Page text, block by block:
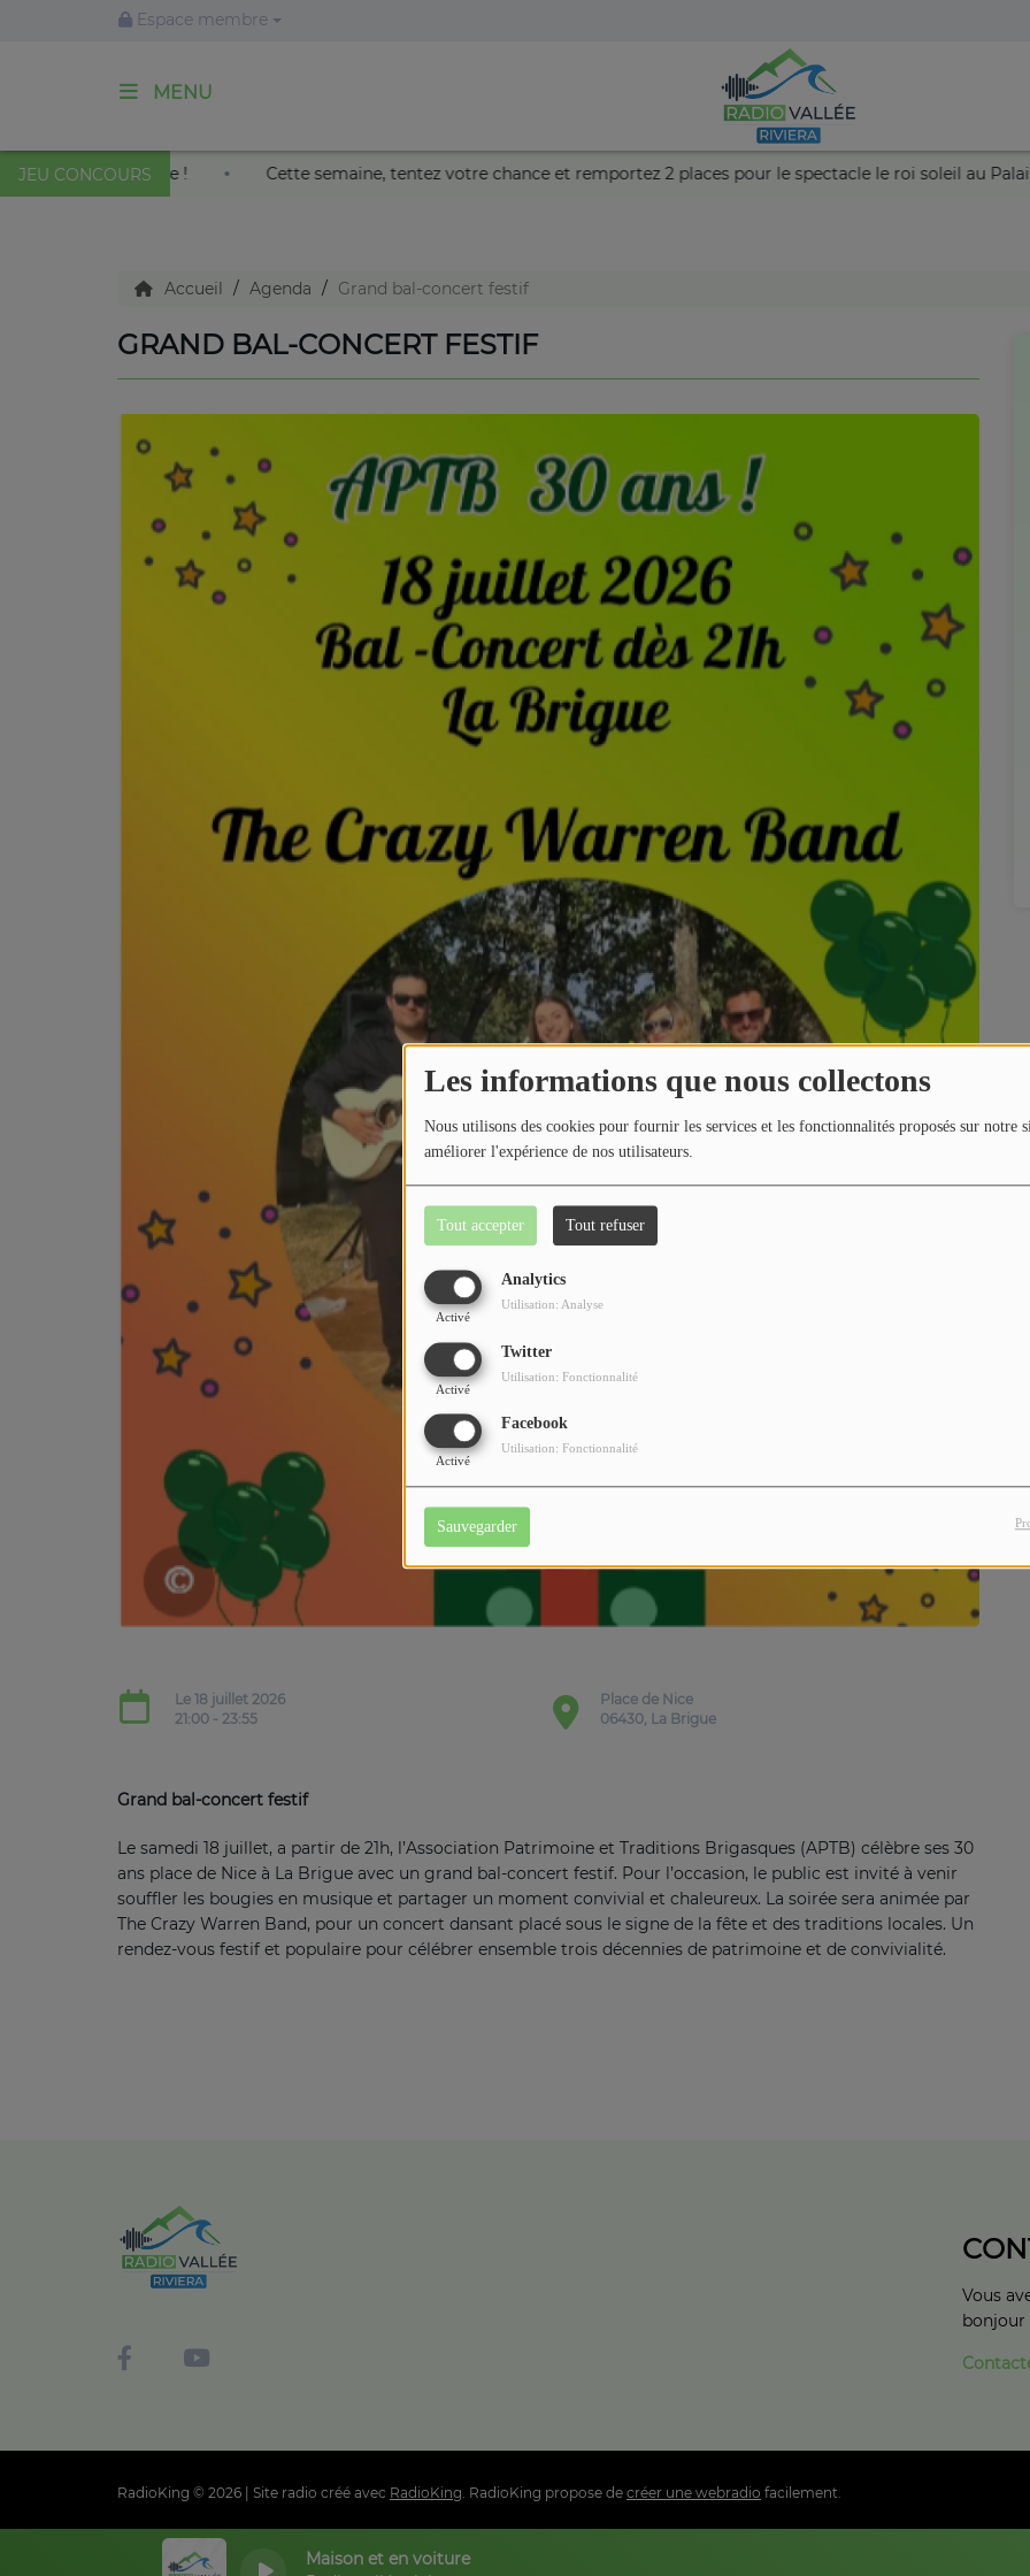
Les informations que nous collectons
Nous utilisons des cookies pour fournir les services et les fonctionnalités proposés sur notre
améliorer l'expérience de nos utilisateurs.
Tout accepter Tout refuser
Analytics
Activé
Utilisation: Analyse
Twitter
Activé
Utilisation: Fonctionnalité
Facebook
Activé
Utilisation: Fonctionnalité
Sauvegarder
Espace membre
MENU
JEU CONCOURS
roi soleil au Palais Nikaïa de Nice ! Cette semaine, tentez votre chance et remportez 2 places pour le spectacle le roi
Maison et en voiture
ACCUEIL
Accueil Agenda Grand bal-concert festif
GRAND BAL-CONCERT FESTIF
Le 18 juillet 2026
21:00 - 23:55
Place de Nice
06430, La Brigue
Grand bal-concert festif
Le samedi 18 juillet, a partir de 21h, l’Association Patrimoine et Traditions Brigasques (APTB) célèbre ses 30
ans place de Nice à La Brigue avec un grand bal-concert festif. Pour l’occasion, le public est invité à venir
souffler les bougies en musique et partager un moment convivial et chaleureux. La soirée sera animée par
The Crazy Warren Band, pour un concert dansant placé sous le signe de la fête et des traditions locales. Un
rendez-vous festif et populaire pour célébrer ensemble trois décennies de patrimoine et de convivialité.
Vous
bonjour
RadioKing © 2026 | Site radio créé avec RadioKing . RadioKing propose de créer une webradio facilement.